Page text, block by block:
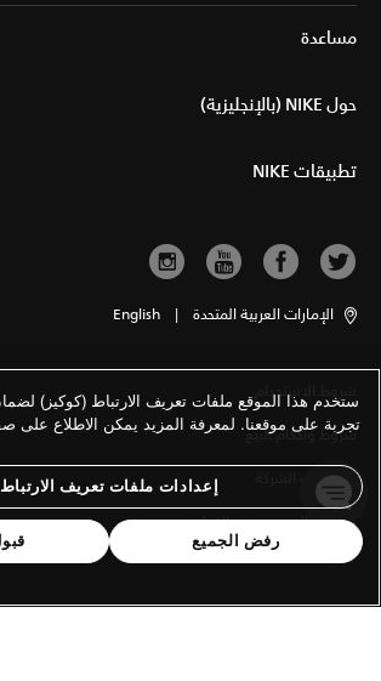
مساعدة
حول NIKE (بالإنجليزية)
تطبيقات NIKE
الإمارات العربية المتحدة |
English
شروط الاستخدام
شروط وأحكام البيع
معلومات الشركة
سياسة الخصوصية والكوكيز
ستخدم هذا الموقع ملفات تعريف الارتباط (كوكيز)
تجربة على موقعنا. لمعرفة المزيد يمكن الاطلاع على
إعدادات ملفات تعريف الارتباط
رفض الجميع